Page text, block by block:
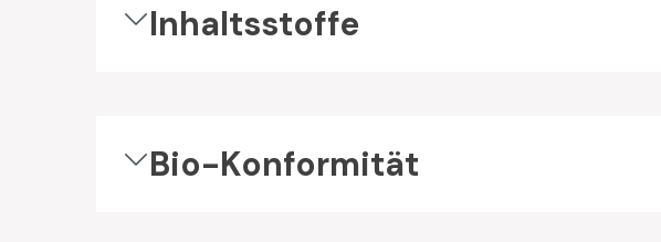
Inhaltsstoffe
Bio-Konformität